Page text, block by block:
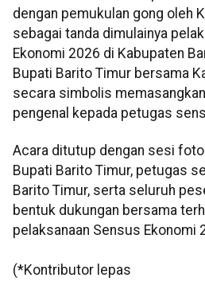
dengan pemukulan gong oleh
sebagai tanda dimulainya
Ekonomi 2026 di Kabupaten
Bupati Barito Timur bersama
secara simbolis
pengenal kepada petugas
Acara ditutup dengan sesi
Bupati Barito Timur, petugas
Barito Timur, serta seluruh
bentuk dukungan bersama
pelaksanaan Sensus Ekonomi
(*Kontributor lepas